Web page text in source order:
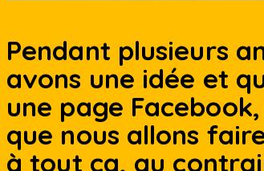
Pendant plusieurs
avons une idée et
une page
que nous allons
à tout ça, au